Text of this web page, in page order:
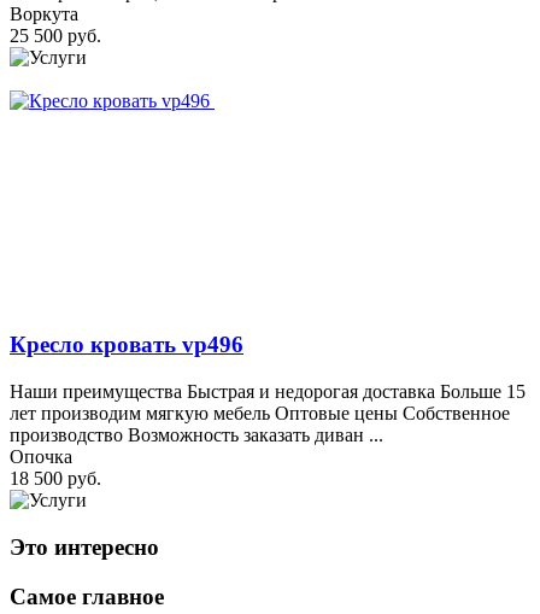
Воркута
25 500 руб.
Кресло кровать vp496
Наши преимущества Быстрая и недорогая доставка Больше 15
лет производим мягкую мебель Оптовые цены Собственное
производство Возможность заказать диван ...
Опочка
18 500 руб.
Это интересно
Самое главное